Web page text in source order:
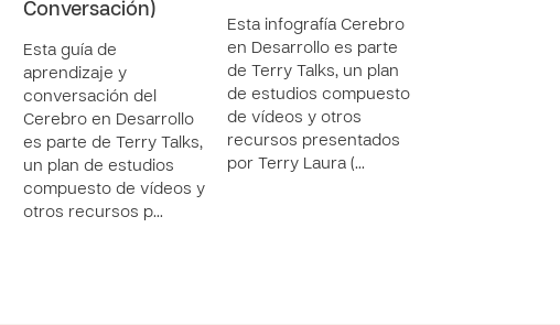
Conversación)
Esta guía de
aprendizaje y
conversación del
Cerebro en Desarrollo
es parte de Terry Talks,
un plan de estudios
compuesto de vídeos y
otros recursos p…
Esta infografía Cerebro
en Desarrollo es parte
de Terry Talks, un plan
de estudios compuesto
de vídeos y otros
recursos presentados
por Terry Laura (…